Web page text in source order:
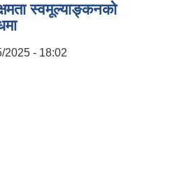
स्वमूल्याङ्कनको
2025 - 18:02